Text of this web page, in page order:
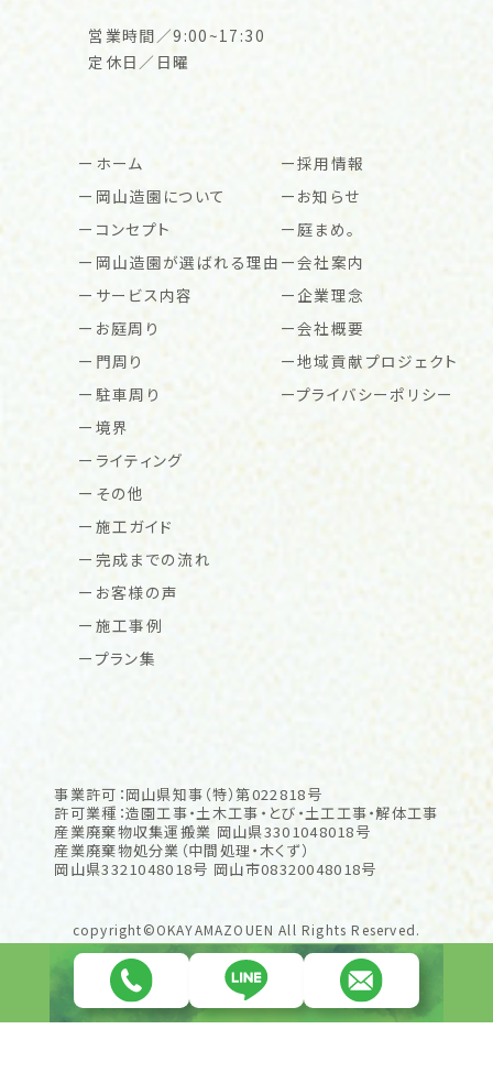
営業時間／9:00~17:30
定休日／日曜
ホーム
岡山造園について
コンセプト
岡山造園が選ばれる理由
サービス内容
お庭周り
門周り
駐車周り
境界
ライティング
その他
施工ガイド
完成までの流れ
お客様の声
施工事例
プラン集
採用情報
お知らせ
庭まめ。
会社案内
企業理念
会社概要
地域貢献プロジェクト
プライバシーポリシー
事業許可：岡山県知事（特）第022818号
許可業種：造園工事・土木工事・とび・土工工事・解体工事
産業廃棄物収集運搬業 岡山県3301048018号
産業廃棄物処分業（中間処理・木くず）
岡山県3321048018号 岡山市08320048018号
copyright©OKAYAMAZOUEN All Rights Reserved.